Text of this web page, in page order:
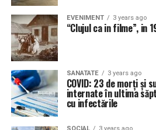
EVENIMENT 3 years ago
“Clujul ca in filme”, in
SANATATE 3 years ago
COVID: 23 de morți și
internate în ultima
cu infectările